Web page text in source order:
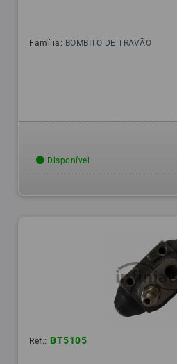
Família: BOMBITO DE TRAVÃO
Disponível
Ref.: BT5105